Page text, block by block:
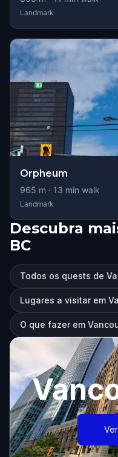
Landmark
Orpheum
965 m · 13 min walk
Landmark
Descubra
BC
Todos os quests de
Lugares a visitar em
O que fazer em